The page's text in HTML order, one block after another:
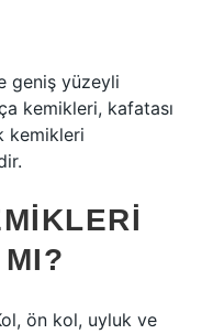
geniş yüzeyli
kemikleri, kafatası
kemikleri
ön kol, uyluk ve